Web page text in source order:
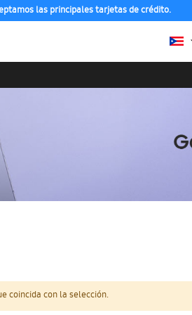
las principales tarjetas de crédito.
coincida con la selección.